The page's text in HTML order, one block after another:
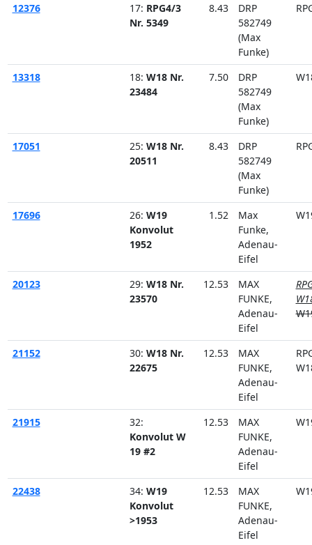
12376 17: RPG4/3
Nr. 5349
8.43
DRP
582749
(Max
Funke)
13318 18: W18 Nr.
23484
7.50
DRP
582749
(Max
Funke)
17051 25: W18 Nr.
20511
8.43
DRP
582749
(Max
Funke)
17696 26: W19
Konvolut
1952
1.52
Max
Funke,
Adenau-
Eifel
20123 29: W18 Nr.
23570
12.53
MAX
FUNKE,
Adenau-
Eifel
21152 30: W18 Nr.
22675
12.53
MAX
FUNKE,
Adenau-
Eifel
21915
32:
Konvolut W
19 #2
12.53
MAX
FUNKE,
Adenau-
Eifel
22438 34: W19
Konvolut
>1953
12.53
MAX
FUNKE,
Adenau-
Eifel